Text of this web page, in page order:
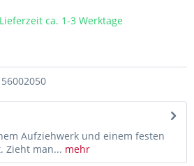
ca. 1-3 Werktage
56002050
Aufziehwerk und einem festen
Zieht man... mehr